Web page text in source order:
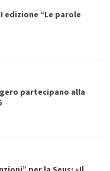
edizione “Le parole
partecipano alla